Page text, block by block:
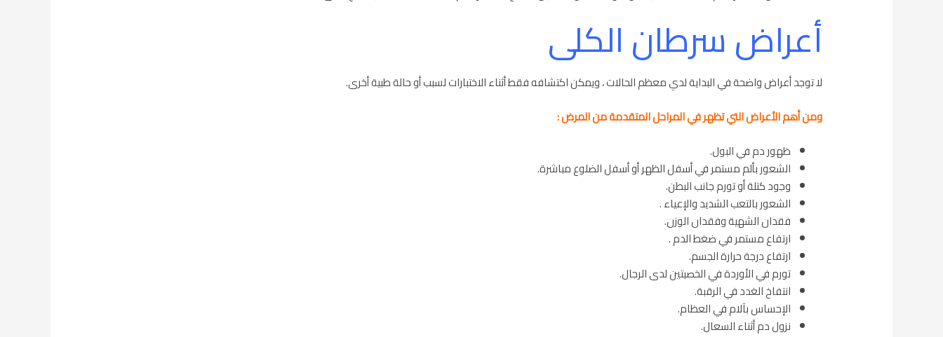
أعراض سرطان الكلى
لا توجد أعراض واضحة في البداية لدي معظم الحالات ، ويمكن اكتشافه فقط أثناء الاختبارات لسبب أو حالة طبية أخرى.
ومن أهم الأعراض التي تظهر في المراحل المتقدمة من المرض :
ظهور دم في البول.
الشعور بألم مستمر في أسفل الظهر أو أسفل الضلوع مباشرة.
وجود كتلة أو تورم جانب البطن.
الشعور بالتعب الشديد والإعياء .
فقدان الشهية وفقدان الوزن.
ارتفاع مستمر في ضغط الدم .
ارتفاع درجة حرارة الجسم.
تورم في الأوردة في الخصيتين لدى الرجال.
انتفاخ الغدد في الرقبة.
الإحساس بآلام في العظام.
نزول دم أثناء السعال.